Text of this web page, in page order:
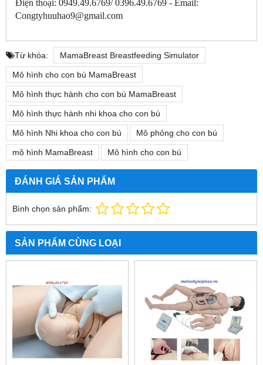
Điện thoại: 0949.49.6769/ 0396.49.6769 - Email:
Congtyhuuhao9@gmail.com
Từ khóa: MamaBreast Breastfeeding Simulator
Mô hình cho con bú MamaBreast
Mô hình thực hành cho con bú MamaBreast
Mô hình thực hành nhi khoa cho con bú
Mô hình Nhi khoa cho con bú Mô phỏng cho con bú
mô hình MamaBreast Mô hình cho con bú
ĐÁNH GIÁ SẢN PHẨM
Bình chọn sản phẩm:
SẢN PHẨM CÙNG LOẠI